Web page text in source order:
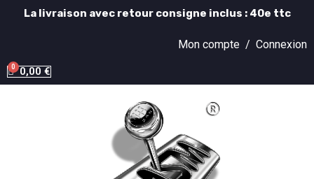
La livraison avec retour consigne inclus : 40e ttc
Mon compte / Connexion
0,00 €